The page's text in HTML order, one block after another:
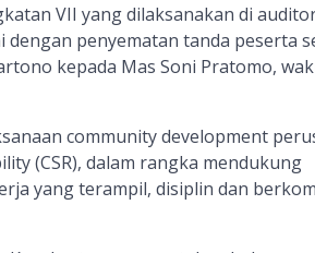
VII yang dilaksanakan di
penyematan tanda peserta
kepada Mas Soni Pratomo,
community development
(CSR), dalam rangka mendukung
yang terampil, disiplin dan